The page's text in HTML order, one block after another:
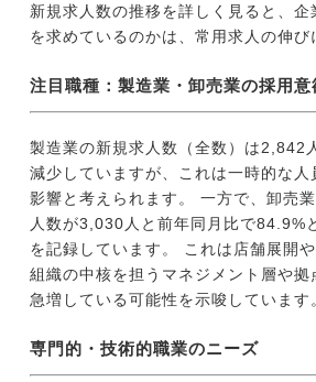
新規求人数の推移を詳しく見ると、
を求めているのかは、常用求人の伸び
注目職種：製造業・卸売業の採用意
製造業の新規求人数（全数）は2,842
減少していますが、これは一時的な人
影響と考えられます。 一方で、卸売
人数が3,030人と前年同月比で84.9%
を記録しています。 これは店舗展開や
組織の中核を担うマネジメント層や拠
急増している可能性を示唆しています
専門的・技術的職業のニーズ